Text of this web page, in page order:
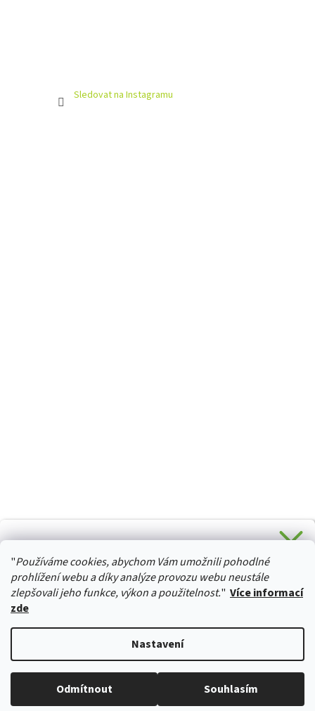
"Používáme cookies, abychom Vám umožnili pohodlné
prohlížení webu a díky analýze provozu webu neustále
zlepšovali jeho funkce, výkon a použitelnost." Více informací
zde
Nastavení
Odmítnout Souhlasím
Sledovat na Instagramu
HURTTA-COLLECTION.CZ
Copyright 2026izviratka.cz. Všechna práva vyhrazena.Upravit
Stačí se přihlásit k odběru novinek z našeho obchodu a je
Vaše :)
Ano, chci se přihlásit
Zásady zpracování osobních údajů